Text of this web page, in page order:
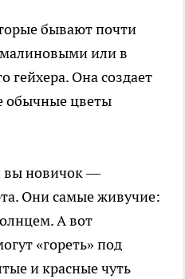
бывают почти
или в
гейхера. Она создает
обычные цветы
вы новичок —
Они самые живучие:
А вот
«гореть» под
и красные чуть